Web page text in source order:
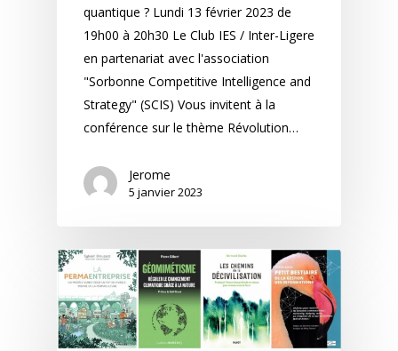
quantique ? Lundi 13 février 2023 de
19h00 à 20h30 Le Club IES / Inter-Ligere
en partenariat avec l'association
"Sorbonne Competitive Intelligence and
Strategy" (SCIS) Vous invitent à la
conférence sur le thème Révolution…
Jerome
5 janvier 2023